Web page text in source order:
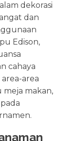
dekorasi
dan
Edison,
cahaya
area
makan,